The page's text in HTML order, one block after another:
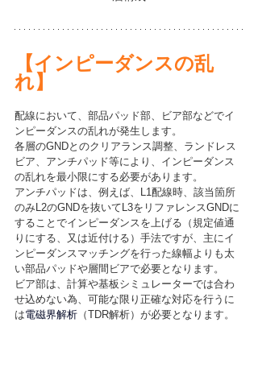
【インピーダンスの乱
れ】
配線において、部品パッド部、ビア部などでイ
ンピーダンスの乱れが発生します。
各層のGNDとのクリアランス調整、ランドレス
ビア、アンチパッド等により、インピーダンス
の乱れを最小限にする必要があります。
アンチパッドは、例えば、L1配線時、該当箇所
のみL2のGNDを抜いてL3をリファレンスGNDに
することでインピーダンスを上げる（規定値通
りにする、又は近付ける）手法ですが、主にイ
ンピーダンスマッチングを行った線幅よりも太
い部品パッドや層間ビアで必要となります。
ビア部は、計算や基板シミュレーターでは合わ
せ込めない為、可能な限り正確な対応を行うに
は電磁界解析 （TDR解析）が必要となります。